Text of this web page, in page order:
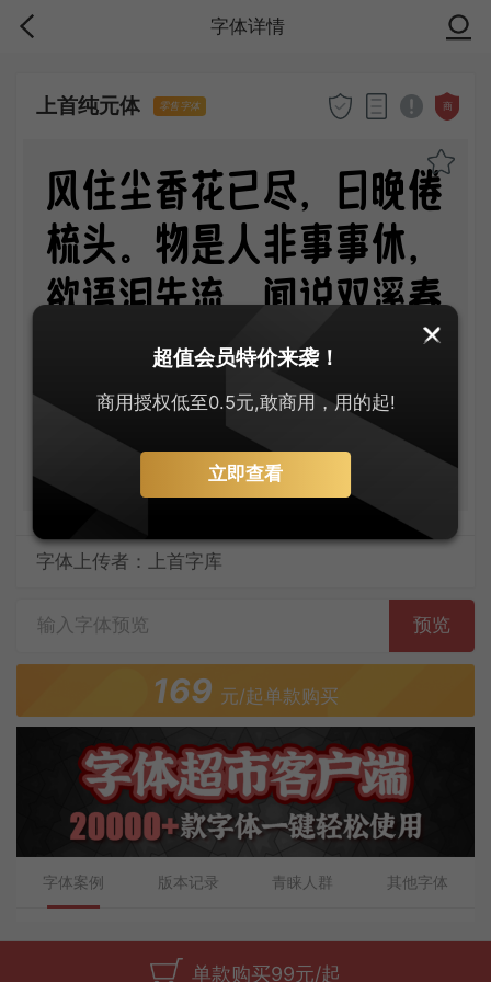
字体详情
上首纯元体 零售字体 商
风住尘香花已尽，日晚倦
梳头。物是人非事事休，
欲语泪先流。闻说双溪春
尚好，也拟泛轻舟。只恐
双溪舴艋舟，载不动许多
字体上传者：上首字库
预览
169 元/起单款购买
字体案例 版本记录 青睐人群 其他字体
单款购买99元/起
超值会员特价来袭！
商用授权低至0.5元,敢商用，用的起!
立即查看